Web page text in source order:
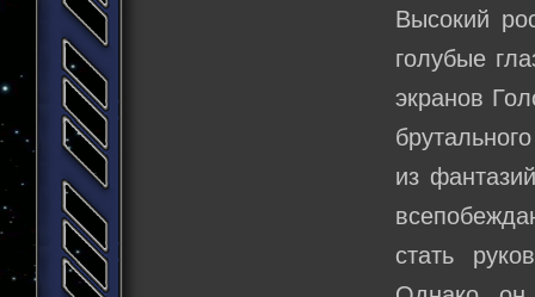
Высокий
голубые
экранов
из
стать